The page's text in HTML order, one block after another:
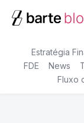
Estratégia
FDE
News
Fluxo